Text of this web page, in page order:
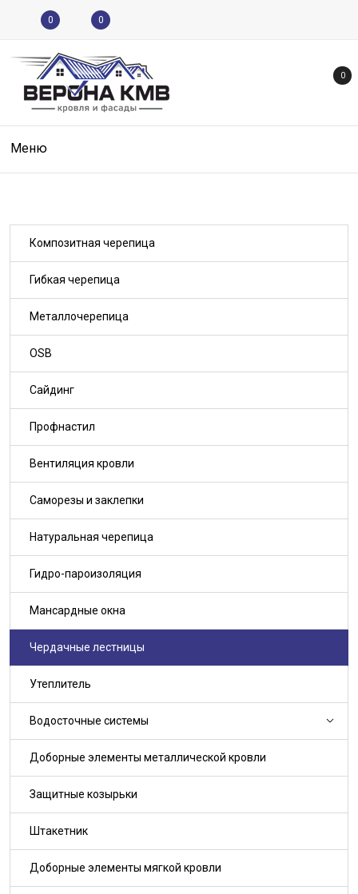
0 0
0
Меню
Композитная черепица
Гибкая черепица
Металлочерепица
OSB
Сайдинг
Профнастил
Вентиляция кровли
Саморезы и заклепки
Натуральная черепица
Гидро-пароизоляция
Мансардные окна
Чердачные лестницы
Утеплитель
Водосточные системы
Доборные элементы металлической кровли
Защитные козырьки
Штакетник
Доборные элементы мягкой кровли